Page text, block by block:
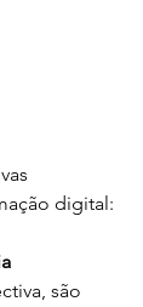
digital:
são